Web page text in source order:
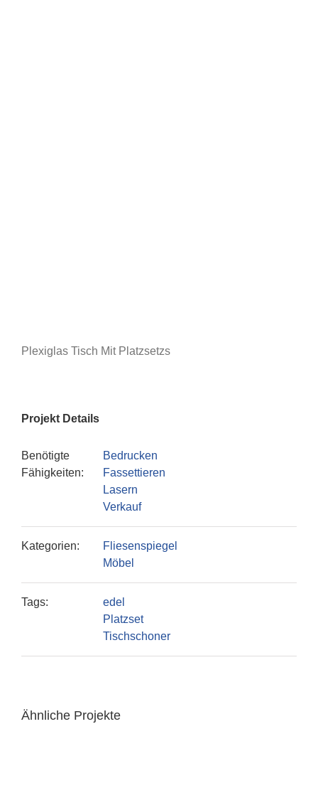
Plexiglas Tisch Mit Platzsetzs
Projekt Details
Benötigte
Fähigkeiten:
Bedrucken
Fassettieren
Lasern
Verkauf
Kategorien:
Fliesenspiegel
Möbel
Tags:
edel
Platzset
Tischschoner
Ähnliche Projekte